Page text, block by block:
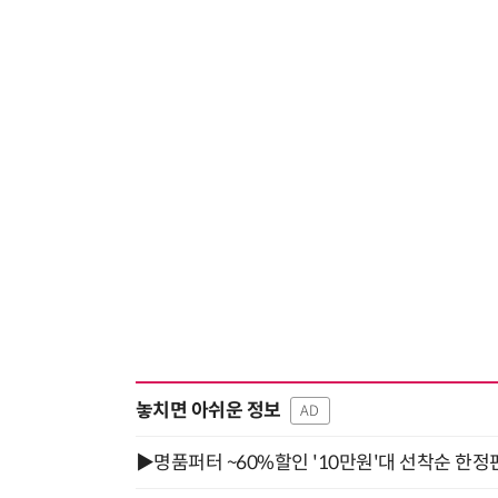
놓치면 아쉬운 정보 AD
▶명품퍼터 ~60%할인 '10만원'대 선착순 한정